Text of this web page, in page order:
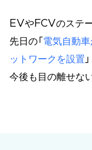
EVやFCVのステ
先日の「 電気自動車
ットワークを設置
今後も目の離せな